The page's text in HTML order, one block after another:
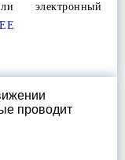
электронный
проводит